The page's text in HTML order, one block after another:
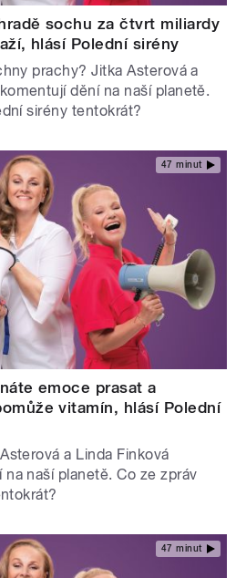
sochu za čtvrt miliardy
hlásí Polední sirény
prachy? Jitka Asterová a
dění na naší planetě.
sirény tentokrát?
47 minut
emoce prasat a
vitamín, hlásí Polední
a Linda Finková
naší planetě. Co ze zpráv
47 minut